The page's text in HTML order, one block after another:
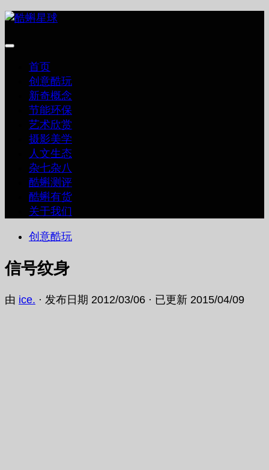
跳
内
首页
创意酷玩
新奇概念
节能环保
艺术欣赏
摄影美学
人文生态
杂七杂八
酷蝌测评
酷蝌有货
关于我们
创意酷玩
信号纹身
由 ice. · 发布日期 2012/03/06 · 已更新 2015/04/09